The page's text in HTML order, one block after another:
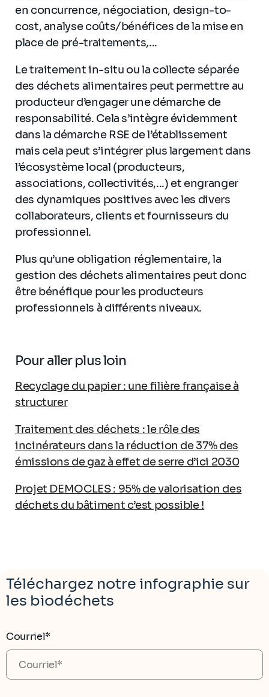
en concurrence, négociation, design-to-
cost, analyse coûts/bénéfices de la mise en
place de pré-traitements,...
Le traitement in-situ ou la collecte séparée
des déchets alimentaires peut permettre au
producteur d’engager une démarche de
responsabilité. Cela s’intègre évidemment
dans la démarche RSE de l’établissement
mais cela peut s’intégrer plus largement dans
l’écosystème local (producteurs,
associations, collectivités,...) et engranger
des dynamiques positives avec les divers
collaborateurs, clients et fournisseurs du
professionnel.
Plus qu’une obligation réglementaire, la
gestion des déchets alimentaires peut donc
être bénéfique pour les producteurs
professionnels à différents niveaux.
Pour aller plus loin
Recyclage du papier : une filière française à
structurer
Traitement des déchets : le rôle des
incinérateurs dans la réduction de 37% des
émissions de gaz à effet de serre d’ici 2030
Projet DEMOCLES : 95% de valorisation des
déchets du bâtiment c’est possible !
Téléchargez notre infographie sur
les biodéchets
Courriel*